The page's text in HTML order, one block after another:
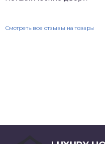
Смотреть все отзывы на товары